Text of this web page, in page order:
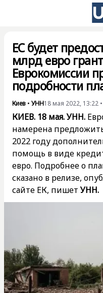
ЕС будет
млрд евро
Еврокомиссии
подробности
Киев • УНН18 мая 2022, 13:22 •
КИЕВ. 18 мая. УНН.
намерена
2022 году
помощь в виде
евро. Подробнее о
сказано в релизе,
сайте ЕК, пишетУНН.